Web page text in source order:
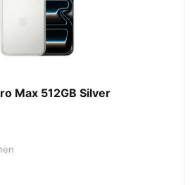
Max 512GB Silver